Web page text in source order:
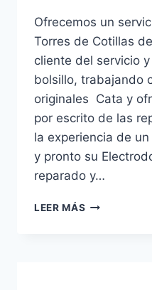
Ofrecemos un
Torres de Cotillas
cliente del servicio
bolsillo, trabajando
originales Cata y
por escrito de las
la experiencia de
y pronto su
reparado y…
LEER MÁS SERVICIO